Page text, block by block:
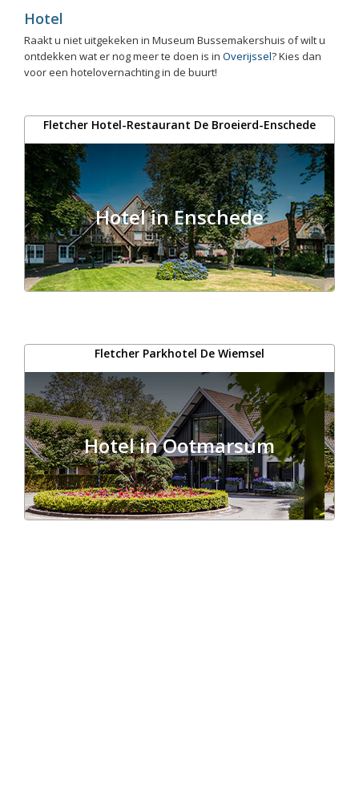
Hotel
Raakt u niet uitgekeken in Museum Bussemakershuis of wilt u
ontdekken wat er nog meer te doen is in Overijssel? Kies dan
voor een hotelovernachting in de buurt!
Fletcher Hotel-Restaurant De Broeierd-Enschede
Hotel in Enschede
Fletcher Parkhotel De Wiemsel
Hotel in Ootmarsum